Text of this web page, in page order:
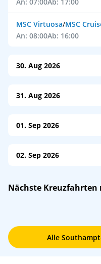
MSC Virtuosa/MSC
An: 08:00Ab: 16:00
30. Aug 2026
An: 06:00Ab: 17:00
Queen Anne
31. Aug 2026
An: 05:30Ab: 17:00
01. Sep 2026
An: 06:30Ab: 16:00
An: 07:00Ab: 17:00
02. Sep 2026
An: 06:30Ab: 16:30
Nächste
Alle